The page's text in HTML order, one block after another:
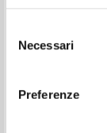
delNecessari
Preferenze